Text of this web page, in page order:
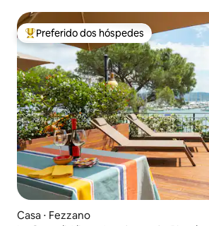
Entre os melhores preferidos dos
Preferido dos hóspedes
Casa ⋅ Fezzano